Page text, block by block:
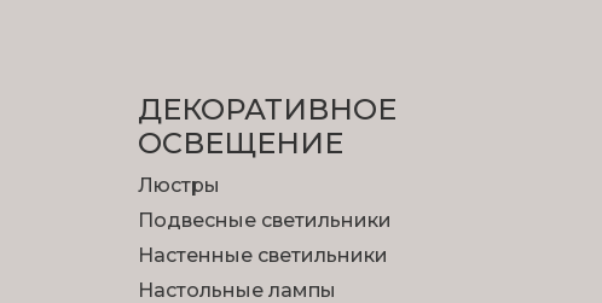
ДЕКОРАТИВНОЕ
ОСВЕЩЕНИЕ
Люстры
Подвесные светильники
Настенные светильники
Настольные лампы